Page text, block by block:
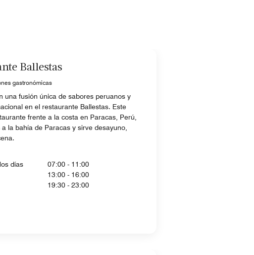
Ballestas
gastronómicas
una fusión única de sabores peruanos y
en el restaurante Ballestas. Este
frente a la costa en Paracas, Perú,
la bahía de Paracas y sirve desayuno,
días
07:00 - 11:00
13:00 - 16:00
19:30 - 23:00